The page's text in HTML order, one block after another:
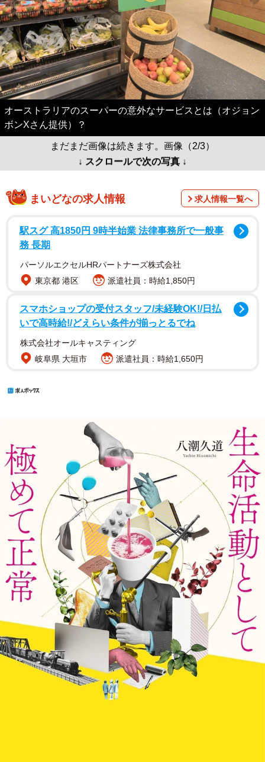
オーストラリアのスーパーの意外なサービスとは（オジョン
ボンXさん提供）？
まだまだ画像は続きます。画像（2/3）
↓ スクロールで次の写真 ↓
まいどなの求人情報 求人情報一覧へ
駅スグ 高1850円 9時半始業 法律事務所で一般事
務 長期
パーソルエクセルHRパートナーズ株式会社
東京都 港区
派遣社員：時給1,850円
スマホショップの受付スタッフ/未経験OK!/日払
いで高時給!/どえらい条件が揃っとるでね
株式会社オールキャスティング
岐阜県 大垣市
派遣社員：時給1,650円